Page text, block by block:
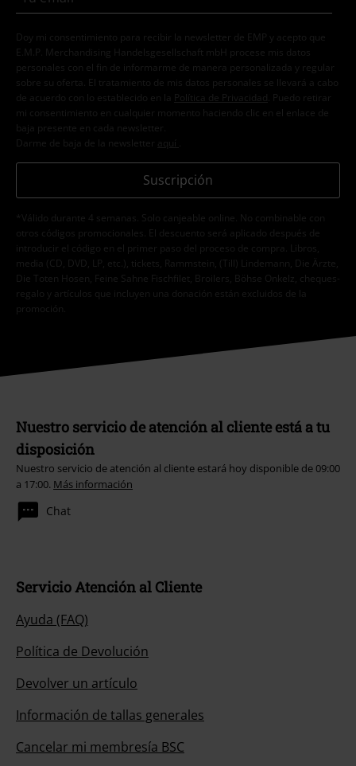
Doy mi consentimiento para recibir la newsletter de EMP y acepto que
E.M.P. Merchandising Handelsgesellschaft mbH procese mis datos
personales con el fin de informarme de manera personalizada y regular
sobre su oferta. El tratamiento de mis datos personales se llevará a cabo
de acuerdo con lo establecido en la
Política de Privacidad . Puedo retirar
mi consentimiento en cualquier momento haciendo clic en el enlace de
baja presente en cada newsletter.
Darme de baja de la newsletter
aquí
Suscripción
*Válido durante 4 semanas. Solo canjeable online. No combinable con
otros códigos promocionales. El descuento será aplicado después de
introducir el código en el primer paso del proceso de compra. Libros,
media (CD, DVD, LP, etc.), tickets, Rammstein, (Till) Lindemann, Die Ärzte,
Die Toten Hosen, Feine Sahne Fischfilet, Broilers, Böhse Onkelz, cheques-
regalo y artículos que incluyen una donación están excluidos de la
promoción.
Nuestro servicio de atención al cliente está a tu
disposición
Nuestro servicio de atención al cliente estará hoy disponible de 09:00
a 17:00. Más información
Chat
Servicio Atención al Cliente
Ayuda (FAQ)
Política de Devolución
Devolver un artículo
Información de tallas generales
Cancelar mi membresía BSC